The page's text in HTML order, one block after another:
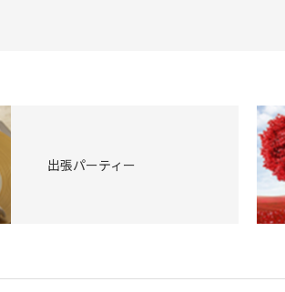
出張パーティー